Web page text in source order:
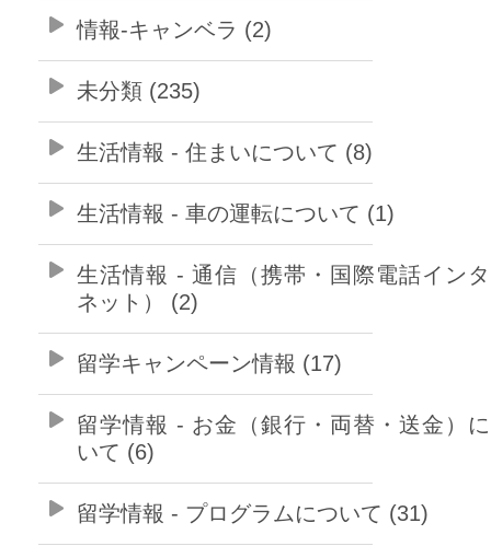
情報-キャンベラ (2)
未分類 (235)
生活情報 - 住まいについて (8)
生活情報 - 車の運転について (1)
生活情報 - 通信（携帯・国際電話イン
ネット） (2)
留学キャンペーン情報 (17)
留学情報 - お金（銀行・両替・送金）
いて (6)
留学情報 - プログラムについて (31)